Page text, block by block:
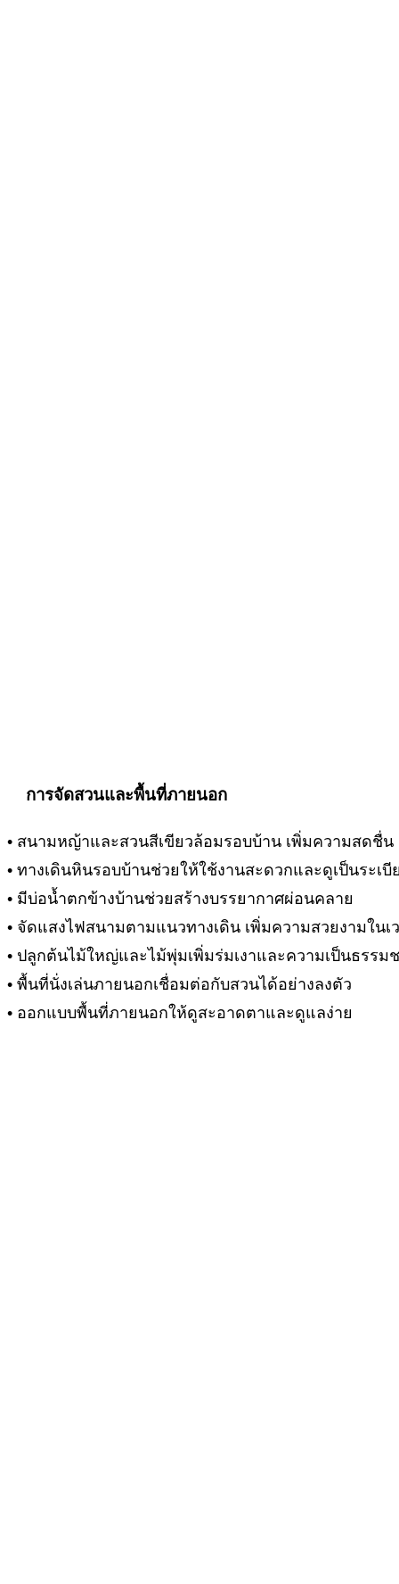
การจัดสวนและพื้นที่ภายนอก
• สนามหญ้าและสวนสีเขียวล้อมรอบบ้าน เพิ่มความสดชื่น
• ทางเดินหินรอบบ้านช่วยให้ใช้งานสะดวกและดูเป็นระเบี
• มีบ่อน้ำตกข้างบ้านช่วยสร้างบรรยากาศผ่อนคลาย
• จัดแสงไฟสนามตามแนวทางเดิน เพิ่มความสวยงามในเ
• ปลูกต้นไม้ใหญ่และไม้พุ่มเพิ่มร่มเงาและความเป็นธรรม
• พื้นที่นั่งเล่นภายนอกเชื่อมต่อกับสวนได้อย่างลงตัว
• ออกแบบพื้นที่ภายนอกให้ดูสะอาดตาและดูแลง่าย